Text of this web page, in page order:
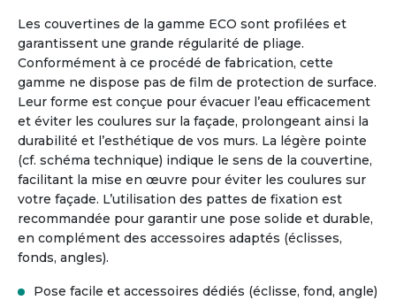
Les couvertines de la gamme ECO sont profilées et
garantissent une grande régularité de pliage.
Conformément à ce procédé de fabrication, cette
gamme ne dispose pas de film de protection de surface.
Leur forme est conçue pour évacuer l’eau efficacement
et éviter les coulures sur la façade, prolongeant ainsi la
durabilité et l’esthétique de vos murs. La légère pointe
(cf. schéma technique) indique le sens de la couvertine,
facilitant la mise en œuvre pour éviter les coulures sur
votre façade. L’utilisation des pattes de fixation est
recommandée pour garantir une pose solide et durable,
en complément des accessoires adaptés (éclisses,
fonds, angles).
Pose facile et accessoires dédiés (éclisse, fond, angle)